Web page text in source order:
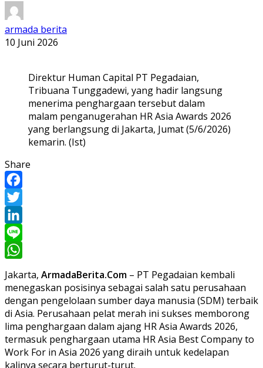
armada berita
10 Juni 2026
Direktur Human Capital PT Pegadaian,
Tribuana Tunggadewi, yang hadir langsung
menerima penghargaan tersebut dalam
malam penganugerahan HR Asia Awards 2026
yang berlangsung di Jakarta, Jumat (5/6/2026)
kemarin. (Ist)
Share
Facebook
Twitter
LinkedIn
Line
Jakarta, ArmadaBerita.Com – PT Pegadaian kembali
menegaskan posisinya sebagai salah satu perusahaan
dengan pengelolaan sumber daya manusia (SDM) terbaik
di Asia. Perusahaan pelat merah ini sukses memborong
lima penghargaan dalam ajang HR Asia Awards 2026,
termasuk penghargaan utama HR Asia Best Company to
Work For in Asia 2026 yang diraih untuk kedelapan
kalinya secara berturut-turut.